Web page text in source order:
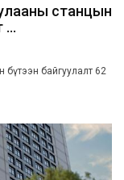
станцын
...
байгуулалт 62